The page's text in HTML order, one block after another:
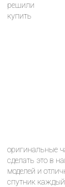
решили
купить
оригинальные
сделать это в
моделей и
спутник